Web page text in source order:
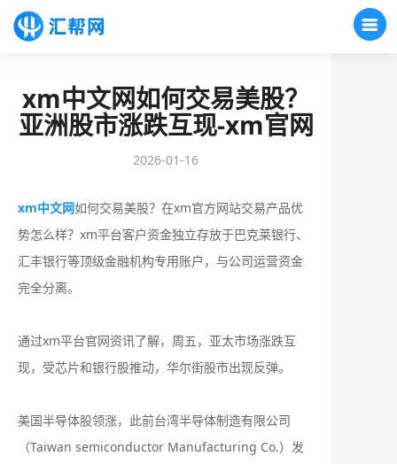
xm中文网如何交易美股？
亚洲股市涨跌互现-xm官网
2026-01-16
xm中文网如何交易美股？在xm官方网站交易产品优
势怎么样？‌‌xm平台客户资金独立存放于‌巴克莱银行、
汇丰银行‌等顶级金融机构专用账户，与公司运营资金
完全分离。
通过xm平台官网资讯了解，周五，亚太市场涨跌互
现，受芯片和银行股推动，华尔街股市出现反弹。
美国半导体股领涨，此前台湾半导体制造有限公司
（Taiwan semiconductor Manufacturing Co.）发